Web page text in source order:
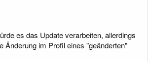
es das Update verarbeiten, allerdings
Änderung im Profil eines "geänderten"